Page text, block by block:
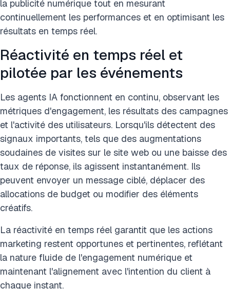
la publicité numérique tout en mesurant
continuellement les performances et en optimisant les
résultats en temps réel.
Réactivité en temps réel et
pilotée par les événements
Les agents IA fonctionnent en continu, observant les
métriques d'engagement, les résultats des campagnes
et l'activité des utilisateurs. Lorsqu'ils détectent des
signaux importants, tels que des augmentations
soudaines de visites sur le site web ou une baisse des
taux de réponse, ils agissent instantanément. Ils
peuvent envoyer un message ciblé, déplacer des
allocations de budget ou modifier des éléments
créatifs.
La réactivité en temps réel garantit que les actions
marketing restent opportunes et pertinentes, reflétant
la nature fluide de l'engagement numérique et
maintenant l'alignement avec l'intention du client à
chaque instant.